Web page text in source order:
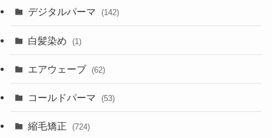
デジタルパーマ (142)
白髪染め (1)
エアウェーブ (62)
コールドパーマ (53)
縮毛矯正 (724)